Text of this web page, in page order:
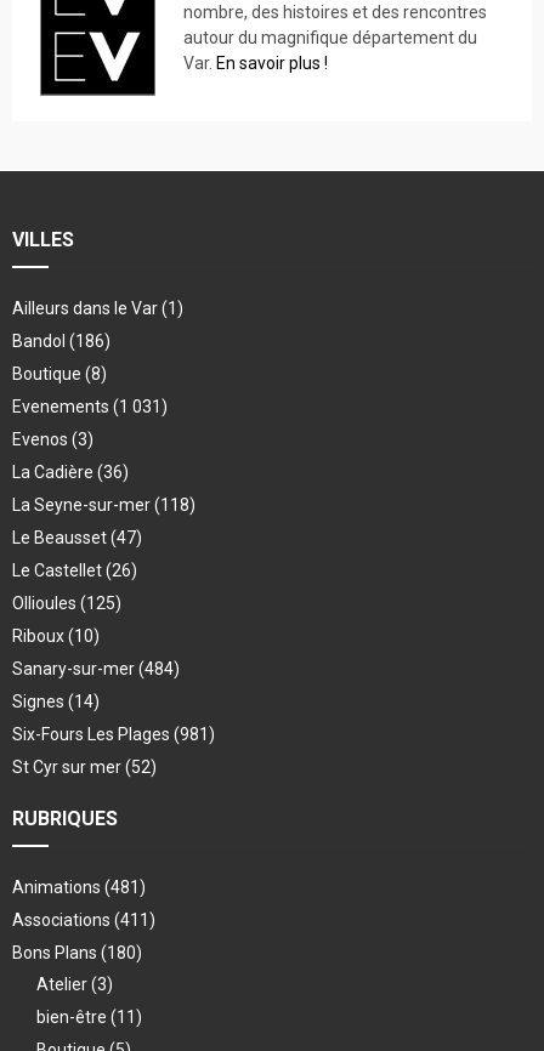
nombre, des histoires et des rencontres
autour du magnifique département du
Var. En savoir plus !
VILLES
Ailleurs dans le Var(1)
Bandol (186)
Boutique (8)
Evenements (1 031)
Evenos (3)
La Cadière (36)
La Seyne-sur-mer(118)
Le Beausset(47)
Le Castellet(26)
Ollioules (125)
Riboux(10)
Sanary-sur-mer(484)
Signes (14)
Six-Fours Les Plages (981)
St Cyr sur mer(52)
RUBRIQUES
Animations (481)
Associations (411)
Bons Plans (180)
Atelier(3)
bien-être (11)